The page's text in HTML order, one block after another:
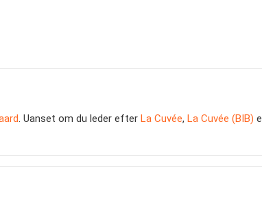
. Uanset om du leder efter La Cuvée, La Cuvée (BIB)